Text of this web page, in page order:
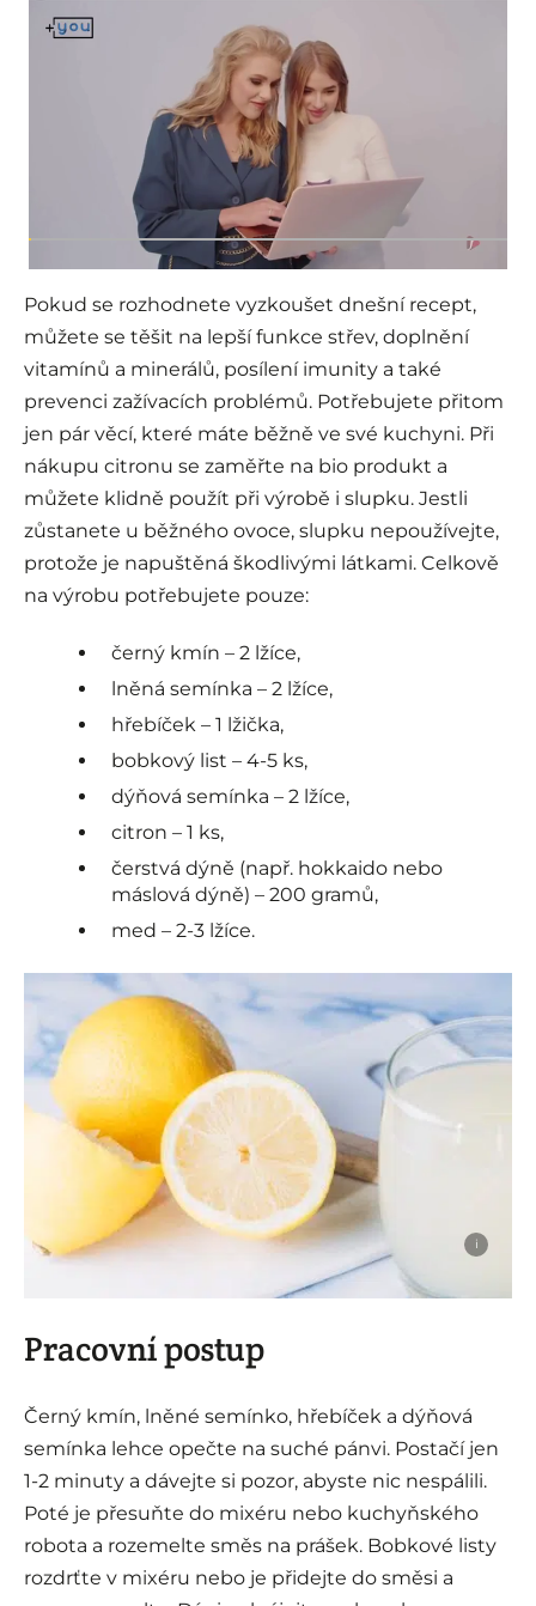
Pokud se rozhodnete vyzkoušet dnešní recept,
můžete se těšit na lepší funkce střev, doplnění
vitamínů a minerálů, posílení imunity a také
prevenci zažívacích problémů. Potřebujete přitom
jen pár věcí, které máte běžně ve své kuchyni. Při
nákupu citronu se zaměřte na bio produkt a
můžete klidně použít při výrobě i slupku. Jestli
zůstanete u běžného ovoce, slupku nepoužívejte,
protože je napuštěná škodlivými látkami. Celkově
na výrobu potřebujete pouze:
černý kmín – 2 lžíce,
lněná semínka – 2 lžíce,
hřebíček – 1 lžička,
bobkový list – 4-5 ks,
dýňová semínka – 2 lžíce,
citron – 1 ks,
čerstvá dýně (např. hokkaido nebo
máslová dýně) – 200 gramů,
med – 2-3 lžíce.
i
Pracovní postup
Černý kmín, lněné semínko, hřebíček a dýňová
semínka lehce opečte na suché pánvi. Postačí jen
1-2 minuty a dávejte si pozor, abyste nic nespálili.
Poté je přesuňte do mixéru nebo kuchyňského
robota a rozemelte směs na prášek. Bobkové listy
rozdrťte v mixéru nebo je přidejte do směsi a